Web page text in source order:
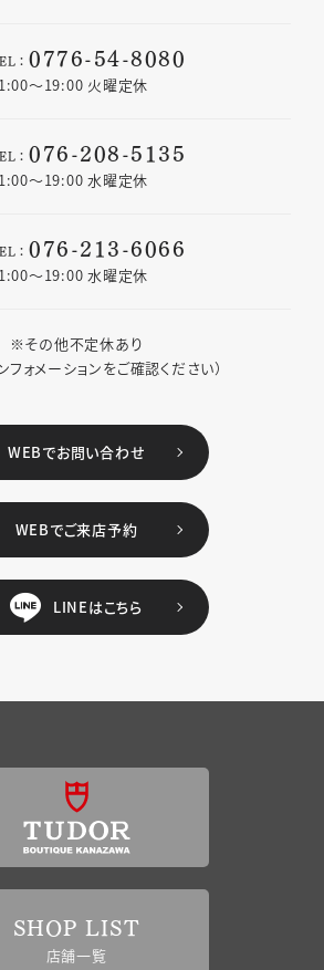
： 0776-54-8080
〜19:00 火曜定休
： 076-208-5135
〜19:00 水曜定休
： 076-213-6066
〜19:00 水曜定休
※その他不定休あり
フォメーションをご確認ください）
WEBでお問い合わせ
WEBでご来店予約
LINEはこちら
SHOP LIST
店舗一覧